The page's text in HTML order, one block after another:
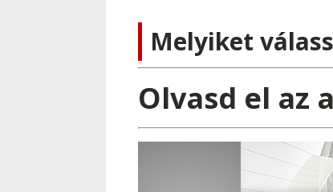
Melyiket
Olvasd el az